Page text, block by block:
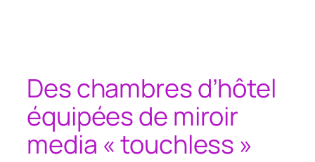
Des chambres d’hôtel
équipées de miroir
media « touchless »